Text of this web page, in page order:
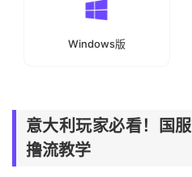
Windows版
意大利玩家必看！国
撸流教学